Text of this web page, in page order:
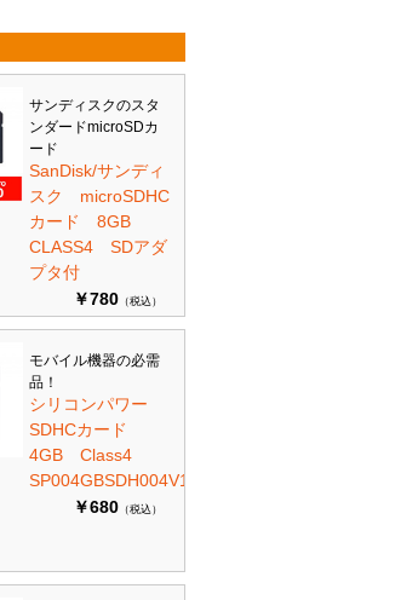
サンディスクのスタ
ンダードmicroSDカ
ード
SanDisk/サンディ
スク microSDHC
カード 8GB
CLASS4 SDアダ
プタ付
￥780 （税込）
モバイル機器の必需
品！
シリコンパワー
SDHCカード
4GB Class4
SP004GBSDH004V10
￥680 （税込）